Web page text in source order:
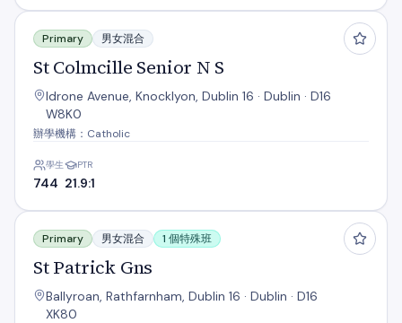
St Colmcille Senior N S
Primary 男女混合
St Colmcille Senior N S
Idrone Avenue, Knocklyon, Dublin 16 · Dublin · D16
W8K0
辦學機構：Catholic
學生
744
PTR
21.9:1
St Patrick Gns
Primary 男女混合 1 個特殊班
St Patrick Gns
Ballyroan, Rathfarnham, Dublin 16 · Dublin · D16
XK80